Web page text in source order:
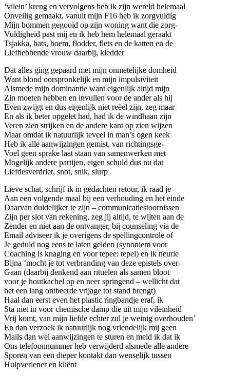
‘vilein’ kreng en vervolgens heb ik zijn wereld helemaal
Onveilig gemaakt, vanuit mijn F16 heb ik zorgvuldig
Mijn bommen gegooid op zijn woning want die zorg-
Vuldigheid past mij en ik heb hem helemaal geraakt
Tsjakka, bats, boem, flodder, flets en de katten en de
Liefhebbende vrouw daarbij, kledder
Dat alles ging gepaard met mijn onmetelijke domheid
Want blond oorspronkelijk en mijn impulsiviteit
Alsmede mijn dominantie want eigenlijk altijd mijn
Zin moeten hebben en invullen voor de ander als hij
Even zwijgt en dus eigenlijk niet reëel zijn, zeg maar
En als ik beter opgelet had, had ik de windhaan zijn
Veren zien strijken en de andere kant op zien wijzen
Maar omdat ik natuurlijk teveel in man’s ogen keek
Heb ik alle aanwijzingen gemist, van richtingsge-
Voel geen sprake laat staan van samenwerken met
Mogelijk andere partijen, eigen schuld dus nu dat
Liefdesverdriet, snot, snik, slurp
Lieve schat, schrijf ik in gedachten retour, ik raad je
Aan een volgende maal bij een verhouding en het einde
Daarvan duidelijker te zijn – communicatiestoornissen
Zijn per slot van rekening, zeg jij altijd, te wijten aan de
Zender en niet aan de ontvanger, bij counseling via de
Email adviseer ik je overigens de spellingcontrole of
Je geduld nog eens te laten gelden (synoniem voor
Coaching is knaging en voor tepee: tepel) en ik neurie
Bijna ‘mocht je tot verbranding van deze epistels over-
Gaan (daarbij denkend aan rituelen als samen bloot
voor je houtkachel op en neer springend – wellicht dat
het een lang ontbeerde vrijage tot stand brengt)
Haal dan eerst even het plastic ringbandje eraf, ik
Sta niet in voor chemische damp die uit mijn vileinheid
Vrij komt, van mijn liefde echter zul je weinig overhouden’
En dan verzoek ik natuurlijk nog vriendelijk mij geen
Mails dan wel aanwijzingen te sturen en meld ik dat ik
Ons telefoonnummer heb verwijderd alsmede alle andere
Sporen van een dieper kontakt dan wenselijk tussen
Hulpverlener en kliënt